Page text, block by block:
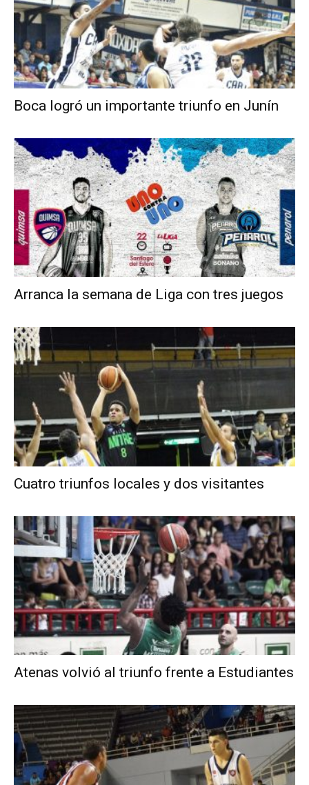
Boca logró un importante triunfo en Junín
Arranca la semana de Liga con tres juegos
Cuatro triunfos locales y dos visitantes
Atenas volvió al triunfo frente a Estudiantes